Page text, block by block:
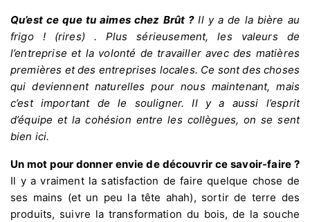
Qu’est ce que tu aimes chez Brût ?Il y a de la bière au
frigo ! (rires) . Plus sérieusement, les valeurs de
l’entreprise et la volonté de travailler avec des matières
premières et des entreprises locales. Ce sont des choses
qui deviennent naturelles pour nous maintenant, mais
c’est important de le souligner. Il y a aussi l’esprit
d’équipe et la cohésion entre les collègues, on se sent
bien ici.
Un mot pour donner envie de découvrir ce savoir-faire ?
Il y a vraiment la satisfaction de faire quelque chose de
ses mains (et un peu la tête ahah), sortir de terre des
produits, suivre la transformation du bois, de la souche